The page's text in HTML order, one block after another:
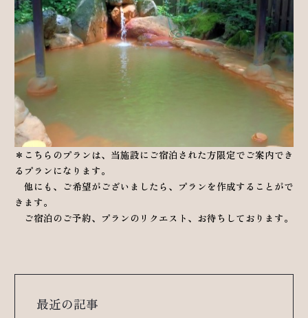
＊こちらのプランは、当施設にご宿泊された方限定でご案内でき
るプランになります。
他にも、ご希望がございましたら、プランを作成することがで
きます。
ご宿泊のご予約、プランのリクエスト、お待ちしております。
最近の記事